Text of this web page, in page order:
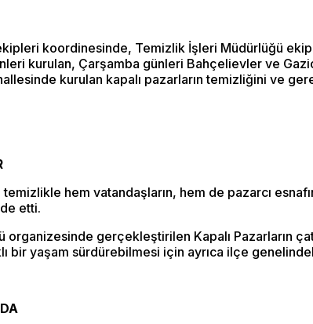
ekipleri koordinesinde, Temizlik İşleri Müdürlüğü
kurulan, Çarşamba günleri Bahçelievler ve
kurulan kapalı pazarların temizliğini ve
hem vatandaşların, hem de pazarcı
etti.
gerçekleştirilen Kapalı Pazarların
bir yaşam sürdürebilmesi için ayrıca ilçe